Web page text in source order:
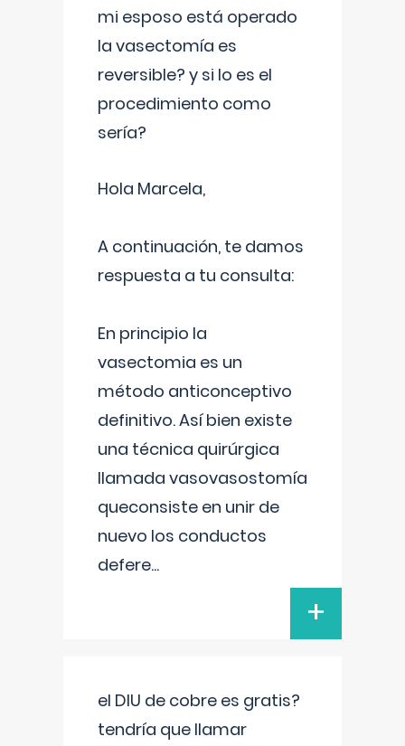
mi esposo está operado
la vasectomía es
reversible? y si lo es el
procedimiento como
sería?
Hola Marcela,
A continuación, te damos
respuesta a tu consulta:
En principio la
vasectomia es un
método anticonceptivo
definitivo. Así bien existe
una técnica quirúrgica
llamada vasovasostomía
queconsiste en unir de
nuevo los conductos
defere...
+
el DIU de cobre es gratis?
tendría que llamar